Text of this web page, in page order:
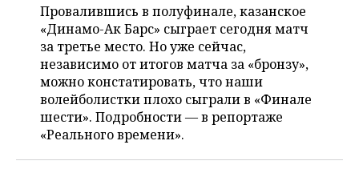
КОРОЛИ ГОСЗАКАЗА ПФО
ВУЗЫ ТАТАРСТАНА
КОМУ ПРИНАДЛЕЖАТ
ТОРГОВЫЕ ЦЕНТРЫ
ТАТАРСТАНА
ФИНАНСЫ
БАНКИ
БЮДЖЕТ
ИНВЕСТИЦИИ
НОВОСТИ
ПРОМЫШЛЕННОСТИ
АГРОПРОМ
МАШИНОСТРОЕНИЕ
НЕФТЕХИМИЯ
НЕДВИЖИМОСТЬ
НОВОСТИ НЕДВИЖИМОСТИ
АВТО
НОВОСТИ АВТО
БИЗНЕС
НОВОСТИ БИЗНЕСА
РОЗНИЧНАЯ ТОРГОВЛЯ
ТЕХНОЛОГИИ
НОВОСТИ ТЕХНОЛОГИЙ
МЕРОПРИЯТИЯ
Провалившись в полуфинале, казанское
«Динамо-Ак Барс» сыграет сегодня матч
за третье место. Но уже сейчас,
независимо от итогов матча за «бронзу»,
можно констатировать, что наши
волейболистки плохо сыграли в «Финале
шести». Подробности — в репортаже
«Реального времени».